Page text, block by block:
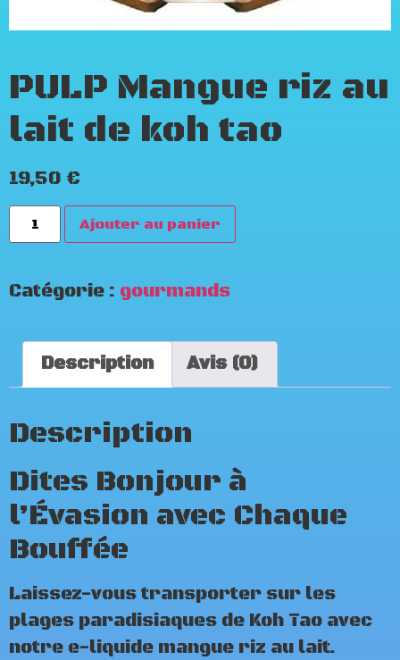
PULP Mangue riz au
lait de koh tao
19,50 €
Ajouter au panier
Catégorie : gourmands
Description Avis (0)
Description
Dites Bonjour à
l’Évasion avec Chaque
Bouffée
Laissez-vous transporter sur les
plages paradisiaques de Koh Tao avec
notre e-liquide mangue riz au lait.